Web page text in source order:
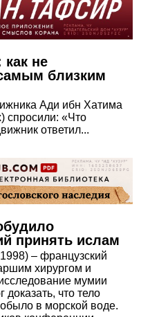
не
близким
Ади ибн Хатима
спросили: «Что
ответил...
принять ислам
– французский
хирургом и
мумии
что тело
в морской воде.